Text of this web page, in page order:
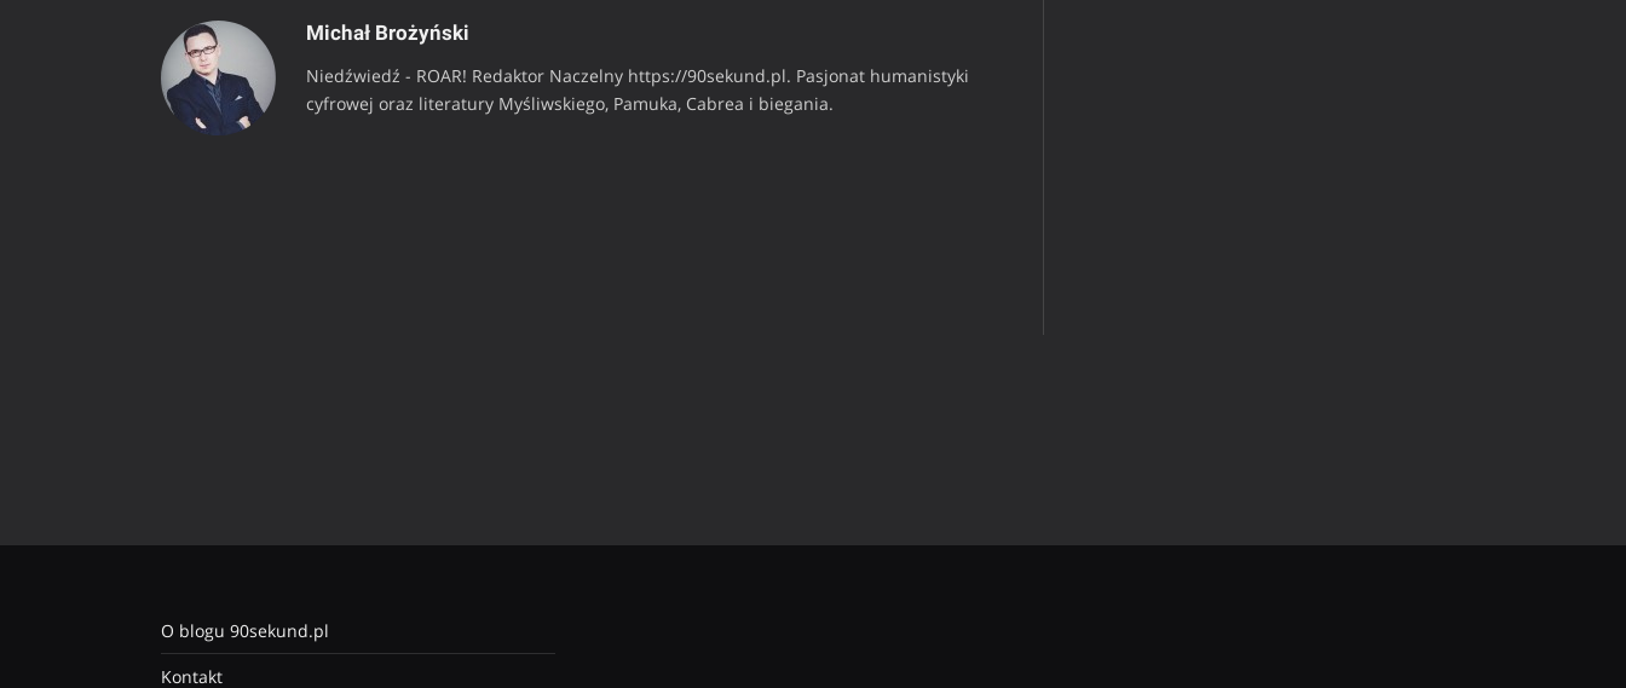
Michał Brożyński
Niedźwiedź - ROAR! Redaktor Naczelny https://90sekund.pl. Pasjonat humanistyki
cyfrowej oraz literatury Myśliwskiego, Pamuka, Cabrea i biegania.
O blogu 90sekund.pl
Kontakt